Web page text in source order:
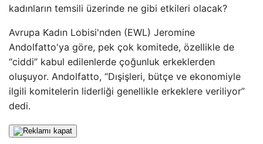
kadınların temsili üzerinde ne gibi etkileri olacak?
Avrupa Kadın Lobisi'nden (EWL) Jeromine
Andolfatto'ya göre, pek çok komitede, özellikle de
“ciddi” kabul edilenlerde çoğunluk erkeklerden
oluşuyor. Andolfatto, “Dışişleri, bütçe ve ekonomiyle
ilgili komitelerin liderliği genellikle erkeklere veriliyor”
dedi.